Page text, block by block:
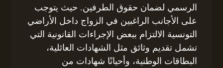
الرسمي لضمان حقوق الطرفين. حيث يتوجب
على الأجانب الراغبين في الزواج داخل الأراضي
التونسية الالتزام ببعض الإجراءات القانونية التي
تشمل تقديم وثائق مثل الشهادات العائلية،
البطاقات الوطنية، وأحيانًا شهادات من